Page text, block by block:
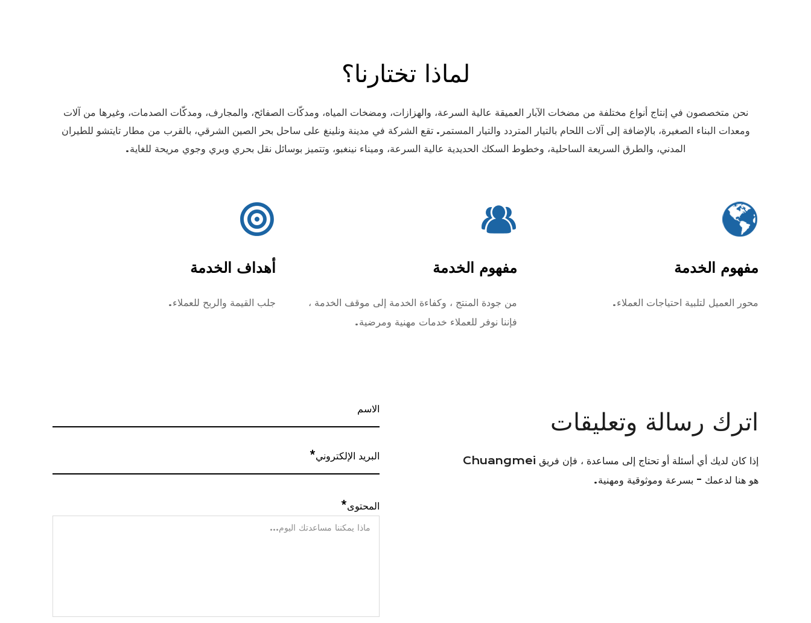
لماذا تختارنا؟
نحن متخصصون في إنتاج أنواع مختلفة من مضخات الآبار العميقة عالية السرعة، والهزازات، ومضخات المياه، ومدكّات الصفائح، والمجارف، ومدكّات الصدمات، وغيرها من آلات
ومعدات البناء الصغيرة، بالإضافة إلى آلات اللحام بالتيار المتردد والتيار المستمر. تقع الشركة في مدينة ونلينغ على ساحل بحر الصين الشرقي، بالقرب من مطار تايتشو للطيران
المدني، والطرق السريعة الساحلية، وخطوط السكك الحديدية عالية السرعة، وميناء نينغبو، وتتميز بوسائل نقل بحري وبري وجوي مريحة للغاية.
مفهوم الخدمة
محور العميل لتلبية احتياجات العملاء.
مفهوم الخدمة
من جودة المنتج ، وكفاءة الخدمة إلى موقف الخدمة ،
فإننا نوفر للعملاء خدمات مهنية ومرضية.
أهداف الخدمة
جلب القيمة والربح للعملاء.
اترك رسالة وتعليقات
إذا كان لديك أي أسئلة أو تحتاج إلى مساعدة ، فإن فريق Chuangmei
هو هنا لدعمك - بسرعة وموثوقية ومهنية.
المحتوى*